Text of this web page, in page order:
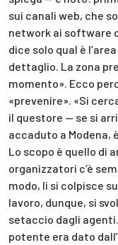
sui canali web, che
network ai software
dice solo qual è
dettaglio. La zona
momento». Ecco
«prevenire». «Si
il questore — se si
accaduto a Modena,
Lo scopo è quello di
organizzatori c’è
modo, li si colpisce
lavoro, dunque, si
setaccio dagli
potente era dato